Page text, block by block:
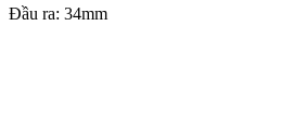
Đầu ra: 34mm